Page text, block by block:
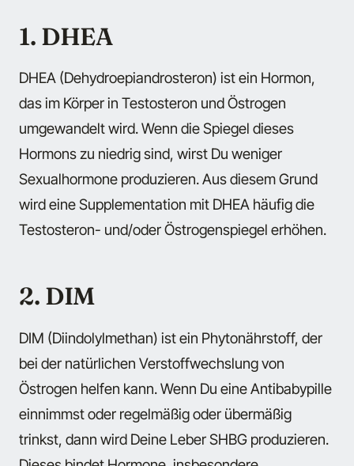
1. DHEA
DHEA (Dehydroepiandrosteron) ist ein Hormon,
das im Körper in Testosteron und Östrogen
umgewandelt wird. Wenn die Spiegel dieses
Hormons zu niedrig sind, wirst Du weniger
Sexualhormone produzieren. Aus diesem Grund
wird eine Supplementation mit DHEA häufig die
Testosteron- und/oder Östrogenspiegel erhöhen.
2. DIM
DIM (Diindolylmethan) ist ein Phytonährstoff, der
bei der natürlichen Verstoffwechslung von
Östrogen helfen kann. Wenn Du eine Antibabypille
einnimmst oder regelmäßig oder übermäßig
trinkst, dann wird Deine Leber SHBG produzieren.